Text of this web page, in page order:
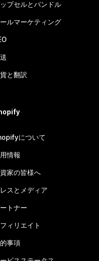
プセルとバンドル
ルマーケティング
と翻訳
について
情報
家の皆様へ
スとメディア
トナー
ィリエイト
事項